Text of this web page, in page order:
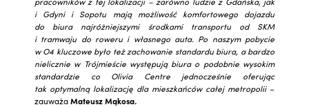
i Gdyni i Sopotu mają możliwość komfortowego dojazdu
do biura najróżniejszymi środkami transportu od SKM
i tramwaju do roweru i własnego auta. Po naszym pobycie
w O4 kluczowe było też zachowanie standardu biura, a bardzo
nielicznie w Trójmieście występują biura o podobnie wysokim
standardzie co Olivia Centre jednocześnie oferując
tak optymalną lokalizację dla mieszkańców całej metropolii –
zauważaMateusz Mąkosa.